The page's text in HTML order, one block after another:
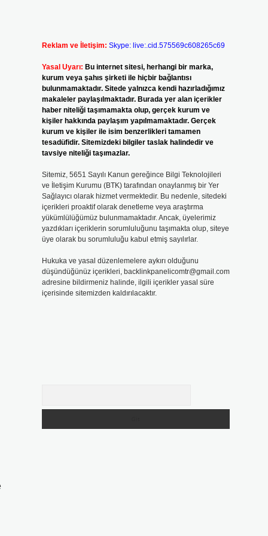
Reklam ve İletişim: Skype: live:.cid.575569c608265c69
Yasal Uyarı: Bu internet sitesi, herhangi bir marka,
kurum veya şahıs şirketi ile hiçbir bağlantısı
bulunmamaktadır. Sitede yalnızca kendi hazırladığımız
makaleler paylaşılmaktadır. Burada yer alan içerikler
haber niteliği taşımamakta olup, gerçek kurum ve
kişiler hakkında paylaşım yapılmamaktadır. Gerçek
kurum ve kişiler ile isim benzerlikleri tamamen
tesadüfidir. Sitemizdeki bilgiler taslak halindedir ve
tavsiye niteliği taşımazlar.
Sitemiz, 5651 Sayılı Kanun gereğince Bilgi Teknolojileri
ve İletişim Kurumu (BTK) tarafından onaylanmış bir Yer
Sağlayıcı olarak hizmet vermektedir. Bu nedenle, sitedeki
içerikleri proaktif olarak denetleme veya araştırma
yükümlülüğümüz bulunmamaktadır. Ancak, üyelerimiz
yazdıkları içeriklerin sorumluluğunu taşımakta olup, siteye
üye olarak bu sorumluluğu kabul etmiş sayılırlar.
Hukuka ve yasal düzenlemelere aykırı olduğunu
düşündüğünüz içerikleri, backlinkpanelicomtr@gmail.com
adresine bildirmeniz halinde, ilgili içerikler yasal süre
içerisinde sitemizden kaldırılacaktır.